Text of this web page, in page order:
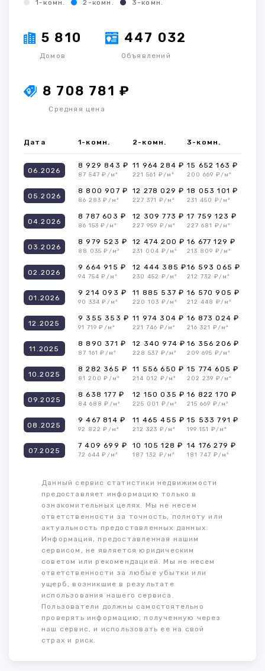
1-комн. 2-комн. 3-комн.
5 810
Домов
447 032
Объявлений
8 708 781 ₽
Средняя цена
Дата 1-комн. 2-комн. 3-комн.
06.2026
8 929 843 ₽
87 547 ₽/м²
11 964 284 ₽
221 561 ₽/м²
15 652 163 ₽
200 669 ₽/м²
05.2026
8 800 907 ₽
86 283 ₽/м²
12 278 029 ₽
227 371 ₽/м²
18 053 101 ₽
231 450 ₽/м²
04.2026
8 787 603 ₽
86 153 ₽/м²
12 309 773 ₽
227 959 ₽/м²
17 759 123 ₽
227 681 ₽/м²
03.2026
8 979 523 ₽
88 035 ₽/м²
12 474 200 ₽
231 004 ₽/м²
16 677 129 ₽
213 809 ₽/м²
02.2026
9 664 915 ₽
94 754 ₽/м²
12 444 385 ₽
230 452 ₽/м²
16 593 065 ₽
212 732 ₽/м²
01.2026
9 214 093 ₽
90 334 ₽/м²
11 885 537 ₽
220 103 ₽/м²
16 570 905 ₽
212 448 ₽/м²
12.2025
9 355 353 ₽
91 719 ₽/м²
11 974 304 ₽
221 746 ₽/м²
16 873 024 ₽
216 321 ₽/м²
11.2025
8 890 371 ₽
87 161 ₽/м²
12 340 974 ₽
228 537 ₽/м²
16 356 206 ₽
209 695 ₽/м²
10.2025
8 282 365 ₽
81 200 ₽/м²
11 556 650 ₽
214 012 ₽/м²
15 774 605 ₽
202 239 ₽/м²
09.2025
8 638 177 ₽
84 688 ₽/м²
12 150 035 ₽
225 001 ₽/м²
16 822 170 ₽
215 669 ₽/м²
08.2025
9 467 814 ₽
92 822 ₽/м²
11 465 455 ₽
212 323 ₽/м²
15 533 791 ₽
199 151 ₽/м²
07.2025
7 409 699 ₽
72 644 ₽/м²
10 105 128 ₽
187 132 ₽/м²
14 176 279 ₽
181 747 ₽/м²
Данный сервис статистики недвижимости
предоставляет информацию только в
ознакомительных целях. Мы не несем
ответственности за точность, полноту или
актуальность предоставленных данных.
Информация, предоставленная нашим
сервисом, не является юридическим
советом или рекомендацией. Мы не несем
ответственности за любые убытки или
ущерб, возникшие в результате
использования нашего сервиса.
Пользователи должны самостоятельно
проверять информацию, полученную через
наш сервис, и использовать ее на свой
страх и риск.